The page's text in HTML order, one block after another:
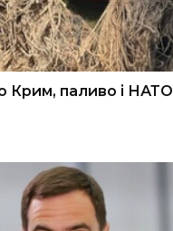
Крим, паливо і НАТО